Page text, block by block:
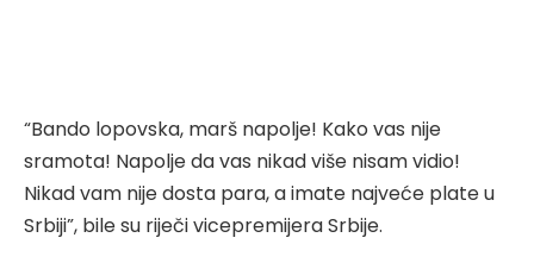
“Bando lopovska, marš napolje! Kako vas nije
sramota! Napolje da vas nikad više nisam vidio!
Nikad vam nije dosta para, a imate najveće plate u
Srbiji”, bile su riječi vicepremijera Srbije.